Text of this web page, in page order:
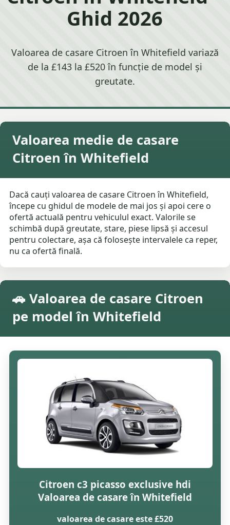
Ghid 2026
Valoarea de casare Citroen în Whitefield variază
de la £143 la £520 în funcție de model și
greutate.
Valoarea medie de casare
Citroen în Whitefield
Dacă cauți valoarea de casare Citroen în Whitefield,
începe cu ghidul de modele de mai jos și apoi cere o
ofertă actuală pentru vehiculul exact. Valorile se
schimbă după greutate, stare, piese lipsă și accesul
pentru colectare, așa că folosește intervalele ca reper,
nu ca ofertă finală.
🚗 Valoarea de casare Citroen
pe model în Whitefield
Citroen c3 picasso exclusive hdi
Valoarea de casare în Whitefield
valoarea de casare este £520